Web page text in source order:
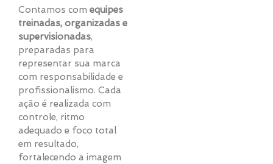
Contamos com equipes
treinadas, organizadas e
supervisionadas,
preparadas para
representar sua marca
com responsabilidade e
profissionalismo. Cada
ação é realizada com
controle, ritmo
adequado e foco total
em resultado,
fortalecendo a imagem